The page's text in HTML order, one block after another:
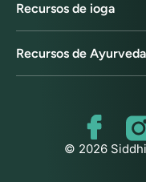
Recursos de ioga
Recursos de Ayurveda
© 2026